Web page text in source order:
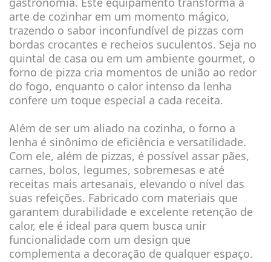
arte de cozinhar em um momento mágico,
trazendo o sabor inconfundível de pizzas com
bordas crocantes e recheios suculentos. Seja no
quintal de casa ou em um ambiente gourmet, o
forno de pizza cria momentos de união ao redor
do fogo, enquanto o calor intenso da lenha
confere um toque especial a cada receita.
Além de ser um aliado na cozinha, o forno a
lenha é sinônimo de eficiência e versatilidade.
Com ele, além de pizzas, é possível assar pães,
carnes, bolos, legumes, sobremesas e até
receitas mais artesanais, elevando o nível das
suas refeições. Fabricado com materiais que
garantem durabilidade e excelente retenção de
calor, ele é ideal para quem busca unir
funcionalidade com um design que
complementa a decoração de qualquer espaço.